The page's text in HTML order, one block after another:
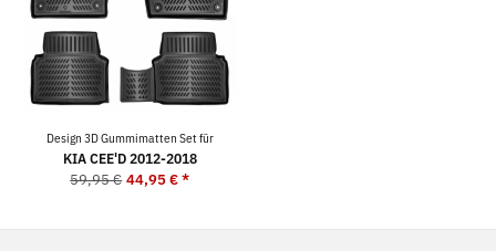
Design 3D Gummimatten Set für
KIA CEE'D 2012-2018
59,95 € 44,95 €*